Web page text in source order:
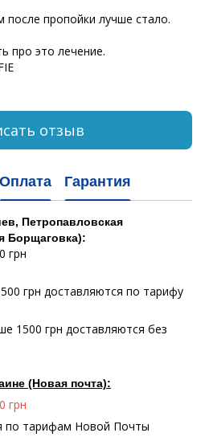
пропойки лучше стало.
про это лечение.
отзыв
Оплата Гарантия
Петропавловская
Борщаговка):
грн
грн доставляются по тарифу
1500 грн доставляются без
(Новая почта):
грн
по тарифам Новой Почты